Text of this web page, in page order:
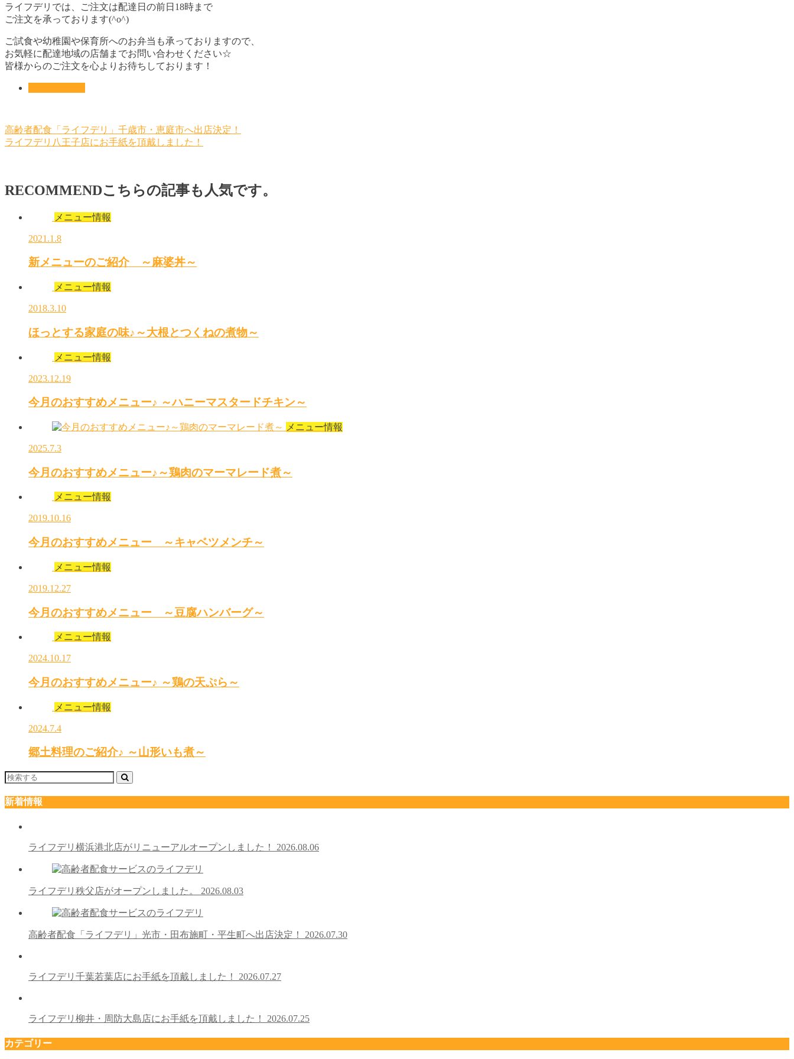
ライフデリでは、ご注文は配達日の前日18時まで
ご注文を承っております(^o^)
ご試食や幼稚園や保育所へのお弁当も承っておりますので、
お気軽に配達地域の店舗までお問い合わせください☆
皆様からのご注文を心よりお待ちしております！
高齢者配食「ライフデリ」千歳市・恵庭市へ出店決定！
ライフデリ八王子店にお手紙を頂戴しました！
RECOMMENDこちらの記事も人気です。
メニュー情報
2021.1.8
新メニューのご紹介 ～麻婆丼～
メニュー情報
2018.3.10
ほっとする家庭の味♪～大根とつくねの煮物～
メニュー情報
2023.12.19
今月のおすすめメニュー♪ ～ハニーマスタードチキン～
メニュー情報
2025.7.3
今月のおすすめメニュー♪～鶏肉のマーマレード煮～
メニュー情報
2019.10.16
今月のおすすめメニュー ～キャベツメンチ～
メニュー情報
2019.12.27
今月のおすすめメニュー ～豆腐ハンバーグ～
メニュー情報
2024.10.17
今月のおすすめメニュー♪ ～鶏の天ぷら～
メニュー情報
2024.7.4
郷土料理のご紹介♪ ～山形いも煮～
新着情報
ライフデリ横浜港北店がリニューアルオープンしました！ 2026.08.06
ライフデリ秩父店がオープンしました。 2026.08.03
高齢者配食「ライフデリ」光市・田布施町・平生町へ出店決定！ 2026.07.30
ライフデリ千葉若葉店にお手紙を頂戴しました！ 2026.07.27
ライフデリ柳井・周防大島店にお手紙を頂戴しました！ 2026.07.25
カテゴリー